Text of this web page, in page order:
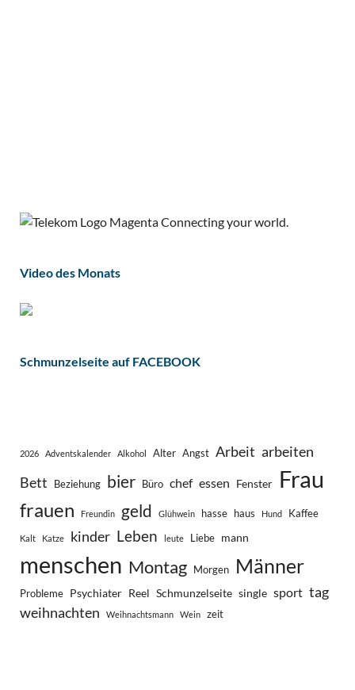
Video des Monats
Schmunzelseite auf FACEBOOK
2026 Adventskalender Alkohol Alter Angst Arbeit arbeiten
Bett
Beziehung bier Büro chef essen Fenster Frau
frauen Freundin geld Glühwein hasse haus Hund Kaffee
Kalt Katze kinder Leben leute Liebe mann
menschen Montag Morgen Männer
Probleme Psychiater Reel Schmunzelseite single sport tag
weihnachten
Weihnachtsmann Wein zeit